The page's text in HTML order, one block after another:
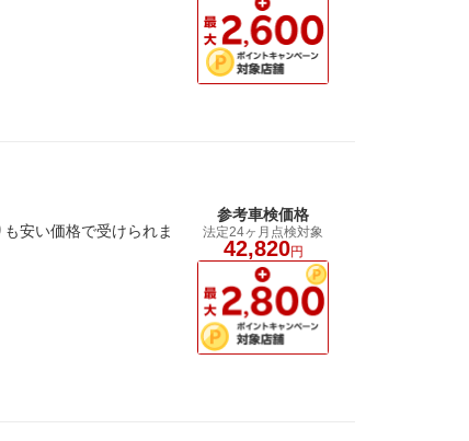
安い価格で受けられま
参考車検価格
法定24ヶ月点検対象
42,820円